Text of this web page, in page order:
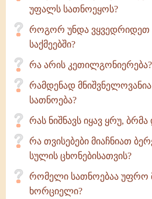
უფალს სათნოეყოს?
როგორ უნდა ვყვედრიდეთ
საქმეებში?
რა არის კეთილგონიერება?
რამდენად
სათნოება?
რას ნიშნავს იყავ ყრუ, ბრმა
რა თვისებები მიაჩნიათ
სულის ცხონებისათვის?
რომელი სათნოებაა უფრო
ხორციელი?